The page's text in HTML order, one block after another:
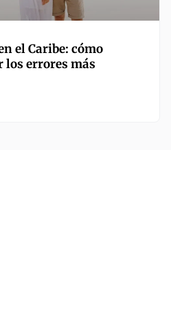
el Caribe: cómo
los errores más